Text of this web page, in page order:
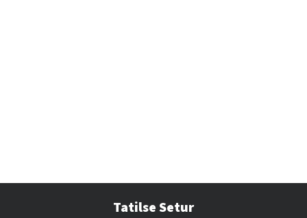
Tatilse Setur